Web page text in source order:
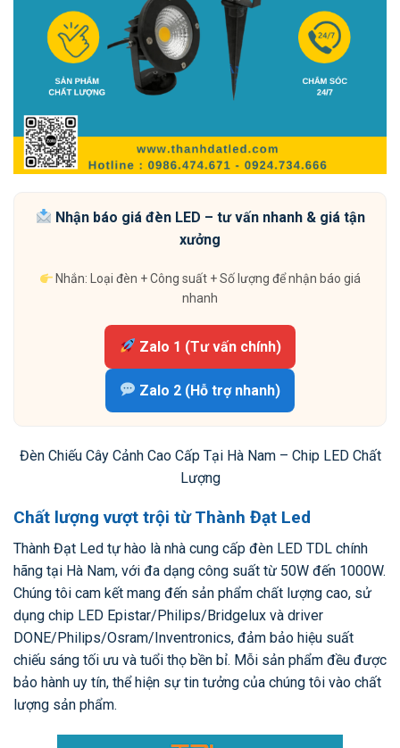
Nhận báo giá đèn LED – tư vấn nhanh & giá tận
xưởng
Nhắn: Loại đèn + Công suất + Số lượng để nhận báo giá
nhanh
Zalo 1 (Tư vấn chính)
Zalo 2 (Hỗ trợ nhanh)
Đèn Chiếu Cây Cảnh Cao Cấp Tại Hà Nam – Chip LED Chất
Lượng
Chất lượng vượt trội từ Thành Đạt Led
Thành Đạt Led tự hào là nhà cung cấp đèn LED TDL chính
hãng tại Hà Nam, với đa dạng công suất từ 50W đến 1000W.
Chúng tôi cam kết mang đến sản phẩm chất lượng cao, sử
dụng chip LED Epistar/Philips/Bridgelux và driver
DONE/Philips/Osram/Inventronics, đảm bảo hiệu suất
chiếu sáng tối ưu và tuổi thọ bền bỉ. Mỗi sản phẩm đều được
bảo hành uy tín, thể hiện sự tin tưởng của chúng tôi vào chất
lượng sản phẩm.